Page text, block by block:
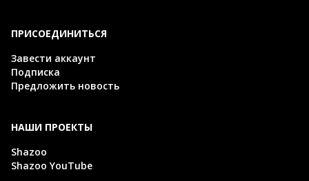
ПРИСОЕДИНИТЬСЯ
Завести аккаунт
Подписка
Предложить новость
НАШИ ПРОЕКТЫ
Shazoo
Shazoo YouTube